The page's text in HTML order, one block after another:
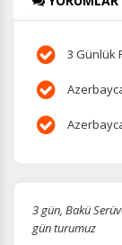
3 Günlük
3 gün, Bakü
gün turumuz